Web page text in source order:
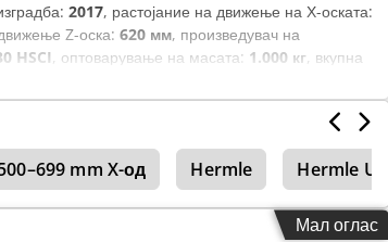
2017, растојание на движење на Х-оската:
Z-оска: 620 мм, произведувач на
HSCI, оптоварување на масата: 1.000 кг, вкупна
обр/мин
на оски:4,
mm X-од
Hermle Hermle Uwf
Мал оглас